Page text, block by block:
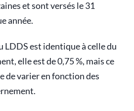
et sont versés le 31
année.
LDDS est identique à celle du
elle est de 0,75 %, mais ce
de varier en fonction des